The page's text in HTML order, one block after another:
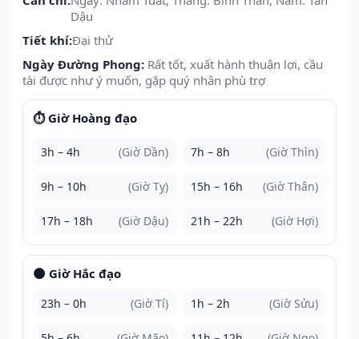
Dậu
Tiết khí:Đại thử
Ngày Đường Phong: Rất tốt, xuất hành thuận lợi, cầu
tài được như ý muốn, gặp quý nhân phù trợ
⏱️ Giờ Hoàng đạo
3h – 4h (Giờ Dần) 7h – 8h (Giờ Thìn)
9h – 10h (Giờ Tỵ) 15h – 16h (Giờ Thân)
17h – 18h (Giờ Dậu) 21h – 22h (Giờ Hợi)
🌑 Giờ Hắc đạo
23h – 0h (Giờ Tí) 1h – 2h (Giờ Sửu)